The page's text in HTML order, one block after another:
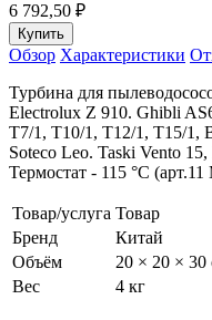
6 792,50 ₽
Обзор Характеристики
Турбина для
Electrolux Z 910. Ghibli
T7/1, T10/1, T12/1, T15/1,
Soteco Leo. Taski Vento
Термостат - 115 °С
Товар/услуга Товар
Бренд
Китай
Объём
20 × 20 × 30
Вес
4 кг